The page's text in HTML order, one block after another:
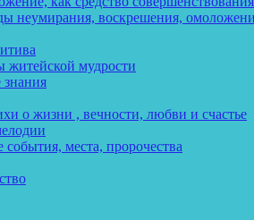
неумирания, воскрешения,
мудрости
знания
о жизни , вечности, любви и счастье
места, пророчества